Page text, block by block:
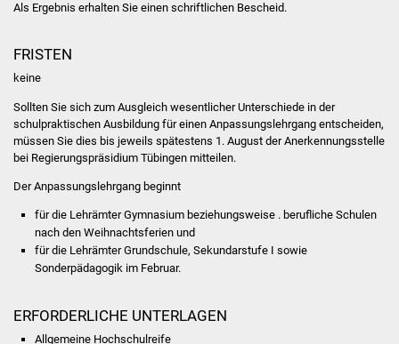
Jugendhaus
Fachteam Jugend
Suenergie
Als Ergebnis erhalten Sie einen schriftlichen Bescheid.
FRISTEN
keine
Sollten Sie sich zum Ausgleich wesentlicher Unterschiede in der
schulpraktischen Ausbildung für einen Anpassungslehrgang entscheiden,
müssen Sie dies bis jeweils spätestens 1. August der Anerkennungsstelle
bei Regierungspräsidium Tübingen mitteilen.
Der Anpassungslehrgang beginnt
für die Lehrämter Gymnasium beziehungsweise . berufliche Schulen
nach den Weihnachtsferien und
für die Lehrämter Grundschule, Sekundarstufe I sowie
Sonderpädagogik im Februar.
ERFORDERLICHE UNTERLAGEN
Allgemeine Hochschulreife